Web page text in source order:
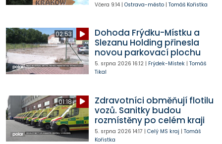
Včera 9:14| Ostrava-město| Tomáš Kořistka
02:53
Dohoda Frýdku-Místku a
Slezanu Holding přinesla
novou parkovací plochu
5. srpna 2026 16:12| Frýdek-Místek| Tomáš
Tikal
01:18
Zdravotníci obměňují flotilu
vozů. Sanitky budou
rozmístěny po celém kraji
5. srpna 2026 14:17 | Celý MS kraj | Tomáš
Kořistka